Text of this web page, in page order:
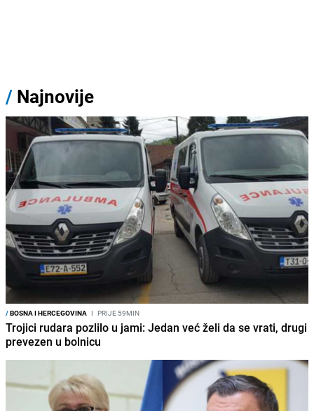
/ Najnovije
/BOSNA I HERCEGOVINA I PRIJE 59MIN
Trojici rudara pozlilo u jami: Jedan već želi da se vrati, drugi
prevezen u bolnicu